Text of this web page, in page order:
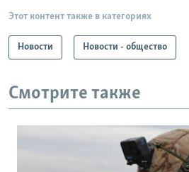
Этот контент также в категориях
Новости Новости - общество
Смотрите также